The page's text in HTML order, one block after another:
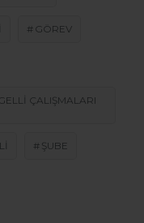
GÖREV
ÇALIŞMALARI
ŞUBE